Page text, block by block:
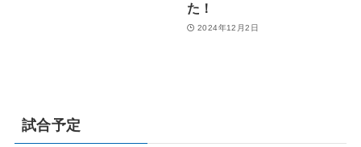
た！
2024年12月2日
試合予定